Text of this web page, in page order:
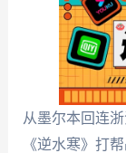
从墨尔本回连
《逆水寒》打